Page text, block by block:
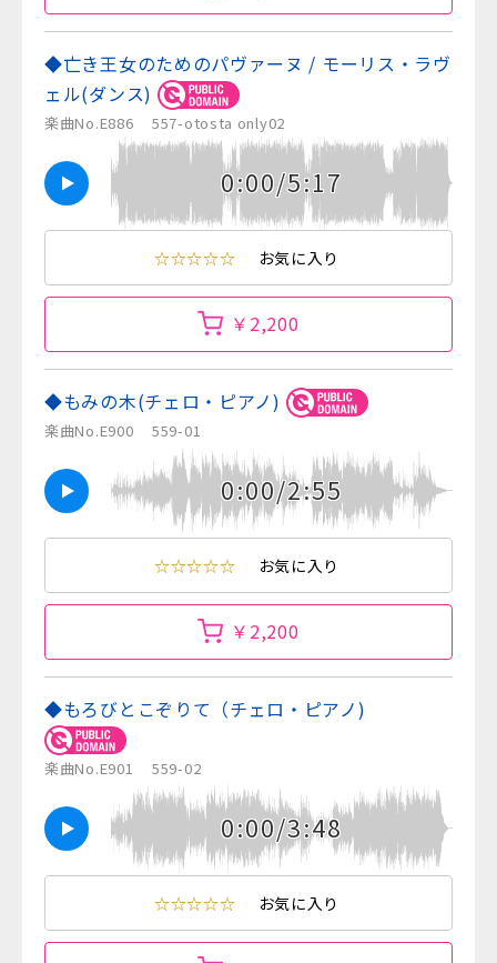
◆亡き王女のためのパヴァーヌ / モーリス・ラヴ
ェル(ダンス)
楽曲No.E886 557-otosta only02
0:00/5:17
☆☆☆☆☆ お気に入り
￥2,200
◆もみの木(チェロ・ピアノ)
楽曲No.E900 559-01
0:00/2:55
☆☆☆☆☆ お気に入り
￥2,200
◆もろびとこぞりて（チェロ・ピアノ)
楽曲No.E901 559-02
0:00/3:48
☆☆☆☆☆ お気に入り